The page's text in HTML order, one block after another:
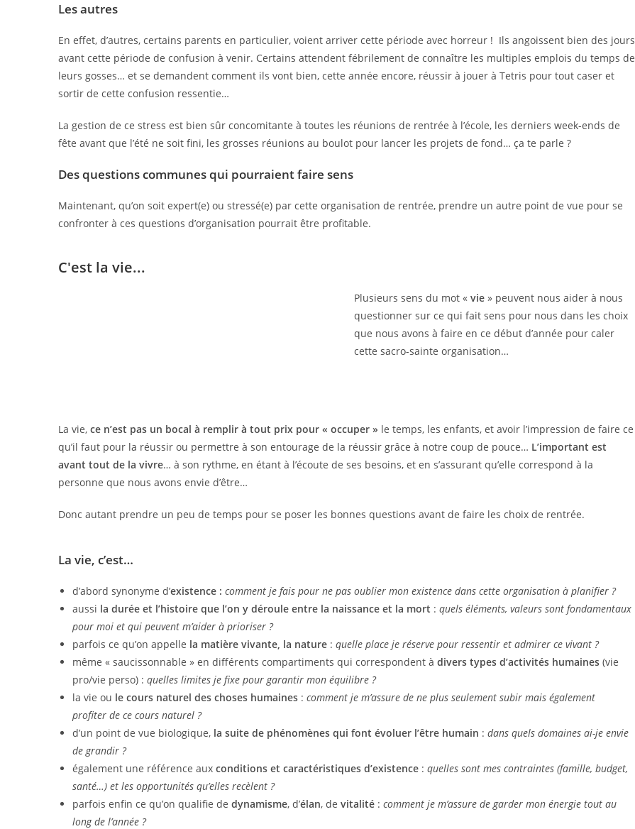
Les autres
En effet, d’autres, certains parents en particulier, voient arriver cette période avec horreur ! Ils angoissent bien des jours
avant cette période de confusion à venir. Certains attendent fébrilement de connaître les multiples emplois du temps de
leurs gosses… et se demandent comment ils vont bien, cette année encore, réussir à jouer à Tetris pour tout caser et
sortir de cette confusion ressentie…
La gestion de ce stress est bien sûr concomitante à toutes les réunions de rentrée à l’école, les derniers week-ends de
fête avant que l’été ne soit fini, les grosses réunions au boulot pour lancer les projets de fond… ça te parle ?
Des questions communes qui pourraient faire sens
Maintenant, qu’on soit expert(e) ou stressé(e) par cette organisation de rentrée, prendre un autre point de vue pour se
confronter à ces questions d’organisation pourrait être profitable.
C'est la vie...
Plusieurs sens du mot « vie» peuvent nous aider à nous
questionner sur ce qui fait sens pour nous dans les choix
que nous avons à faire en ce début d’année pour caler
cette sacro-sainte organisation…
La vie, ce n’est pas un bocal à remplir à tout prix pour « occuper » le temps, les enfants, et avoir l’impression de faire ce
qu’il faut pour la réussir ou permettre à son entourage de la réussir grâce à notre coup de pouce… L’important est
avant tout de la vivre… à son rythme, en étant à l’écoute de ses besoins, et en s’assurant qu’elle correspond à la
personne que nous avons envie d’être…
Donc autant prendre un peu de temps pour se poser les bonnes questions avant de faire les choix de rentrée.
La vie, c’est…
d’abord synonyme d’existence : comment je fais pour ne pas oublier mon existence dans cette organisation à planifier ?
aussi la durée et l’histoire que l’on y déroule entre la naissance et la mort : quels éléments, valeurs sont fondamentaux
pour moi et qui peuvent m’aider à prioriser ?
parfois ce qu’on appelle la matière vivante, la nature : quelle place je réserve pour ressentir et admirer ce vivant ?
même « saucissonnable » en différents compartiments qui correspondent à divers types d’activités humaines (vie
pro/vie perso) : quelles limites je fixe pour garantir mon équilibre ?
la vie ou le cours naturel des choses humaines : comment je m’assure de ne plus seulement subir mais également
profiter de ce cours naturel ?
d’un point de vue biologique, la suite de phénomènes qui font évoluer l’être humain : dans quels domaines ai-je envie
de grandir ?
également une référence aux conditions et caractéristiques d’existence : quelles sont mes contraintes (famille, budget,
santé…) et les opportunités qu’elles recèlent ?
parfois enfin ce qu’on qualifie de dynamisme, d’élan, de vitalité : comment je m’assure de garder mon énergie tout au
long de l’année ?